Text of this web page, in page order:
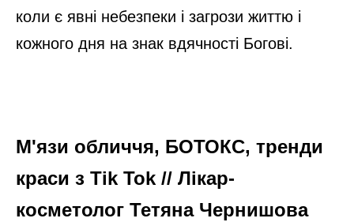
коли є явні небезпеки і загрози життю і
кожного дня на знак вдячності Богові.
М'язи обличчя, БОТОКС, тренди
краси з Tik Tok // Лікар-
косметолог Тетяна Чернишова